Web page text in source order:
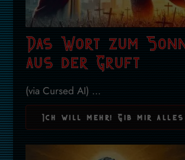
Das Wort zum
aus der Gruft
(via Cursed AI) ...
Ich will mehr! Gib mir